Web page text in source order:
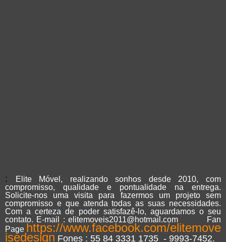
:
Elite Móvel, realizando sonhos desde 2010, com
compromisso, qualidade e pontualidade na entrega.
Solicite-nos uma visita para fazermos um projeto sem
compromisso e que atenda todas as suas necessidades.
Com a certeza de poder satisfazê-lo, aguardamos o seu
contato. E-mail : elitemoveis2011@hotmail.com Fan
Page https://www.facebook.com/elitemove
isedesign Fones : 55 84 3331 1735 - 9993-7452.